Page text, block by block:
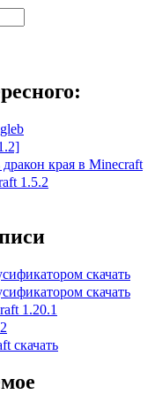
края в Minecraft
1.5.2
скачать
скачать
1.20.1
скачать